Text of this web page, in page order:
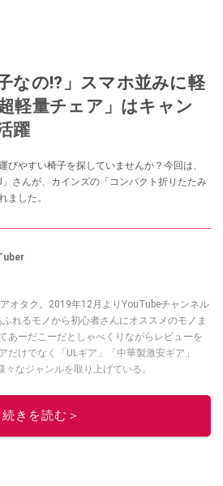
なの!?」スマホ並みに軽
軽量チェア」はキャン
躍
びやすい椅子を探していませんか？今回は、
さんが、カインズの「コンパクト折りたたみ
ました。
オタク。2019年12月よりYouTubeチャンネル
れるモノから初心者さんにオススメのモノま
あーだこーだとしゃべくりながらレビューを
だけでなく「ULギア」「中華製激安ギア」
々なジャンルを取り上げている。
このイチオシストの他の記事を読む
続きを読む＞